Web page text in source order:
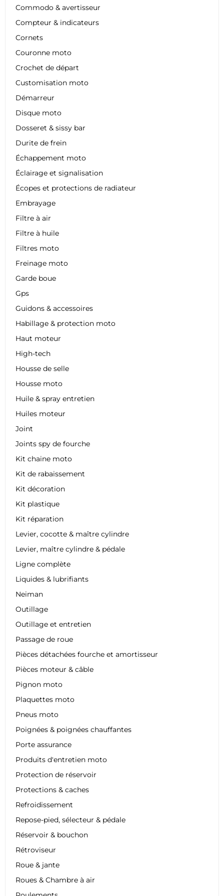
Commodo & avertisseur
Compteur & indicateurs
Cornets
Couronne moto
Crochet de départ
Customisation moto
Démarreur
Disque moto
Dosseret & sissy bar
Durite de frein
Échappement moto
Éclairage et signalisation
Écopes et protections de radiateur
Embrayage
Filtre à air
Filtre à huile
Filtres moto
Freinage moto
Garde boue
Gps
Guidons & accessoires
Habillage & protection moto
Haut moteur
High-tech
Housse de selle
Housse moto
Huile & spray entretien
Huiles moteur
Joint
Joints spy de fourche
Kit chaine moto
Kit de rabaissement
Kit décoration
Kit plastique
Kit réparation
Levier, cocotte & maître cylindre
Levier, maître cylindre & pédale
Ligne complète
Liquides & lubrifiants
Neiman
Outillage
Outillage et entretien
Passage de roue
Pièces détachées fourche et amortisseur
Pièces moteur & câble
Pignon moto
Plaquettes moto
Pneus moto
Poignées & poignées chauffantes
Porte assurance
Produits d'entretien moto
Protection de réservoir
Protections & caches
Refroidissement
Repose-pied, sélecteur & pédale
Réservoir & bouchon
Rétroviseur
Roue & jante
Roues & Chambre à air